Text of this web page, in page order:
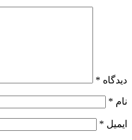
دیدگاه *
نام *
ایمیل *